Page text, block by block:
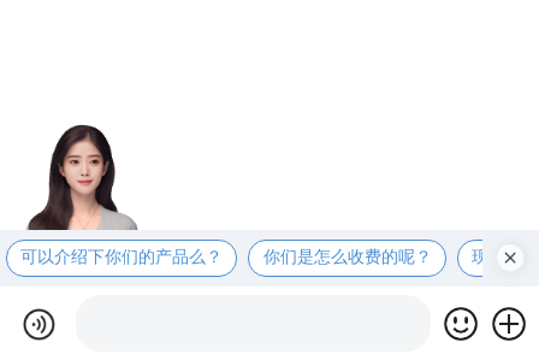
可以介绍下你们的产品么？ 你们是怎么收费的呢？ 现在有